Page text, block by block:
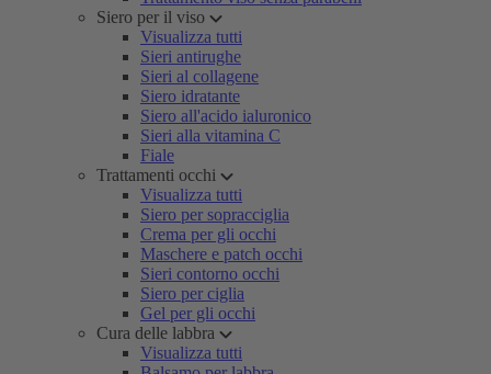
Siero per il viso
Visualizza tutti
Sieri antirughe
Sieri al collagene
Siero idratante
Siero all'acido ialuronico
Sieri alla vitamina C
Fiale
Trattamenti occhi
Visualizza tutti
Siero per sopracciglia
Crema per gli occhi
Maschere e patch occhi
Sieri contorno occhi
Siero per ciglia
Gel per gli occhi
Cura delle labbra
Visualizza tutti